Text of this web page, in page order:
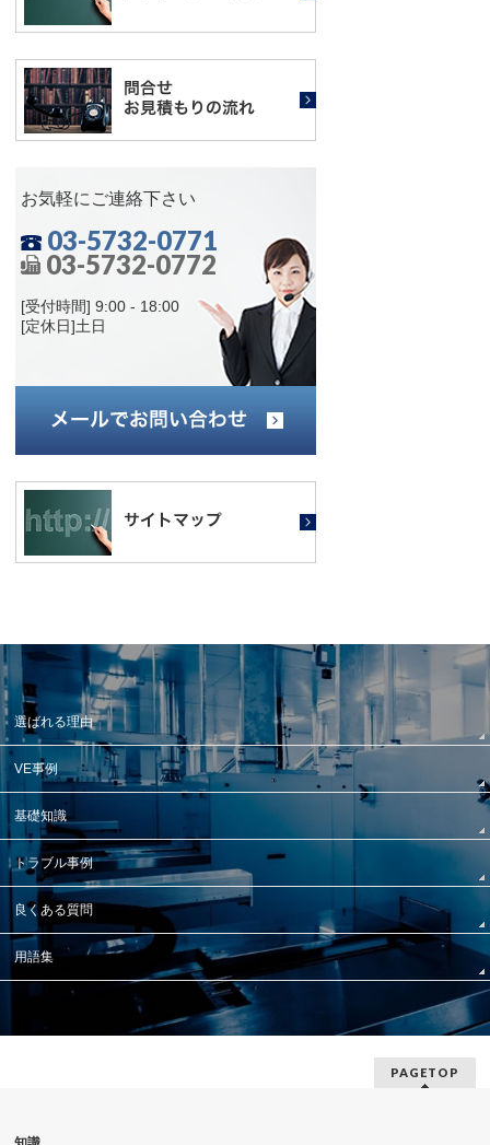
お気軽にご連絡下さい
03-5732-0771
03-5732-0772
[受付時間] 9:00 - 18:00
[定休日]土日
選ばれる理由
VE事例
基礎知識
トラブル事例
良くある質問
用語集
PAGETOP